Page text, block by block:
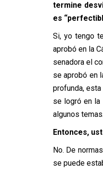
termine
es
Si, yo tengo
aprobó en la
senadora el
se aprobó en
profunda,
se logró en la
algunos
Entonces,
No. De
se puede